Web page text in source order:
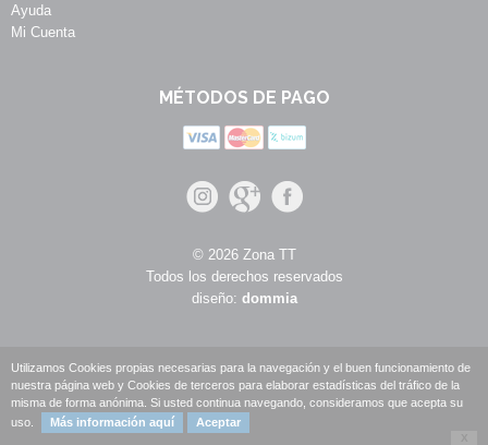
Ayuda
Mi Cuenta
MÉTODOS DE PAGO
© 2026 Zona TT
Todos los derechos reservados
diseño: dommia
Utilizamos Cookies propias necesarias para la navegación y el buen funcionamiento de
nuestra página web y Cookies de terceros para elaborar estadísticas del tráfico de la
misma de forma anónima. Si usted continua navegando, consideramos que acepta su
uso.
Más información aquí Aceptar